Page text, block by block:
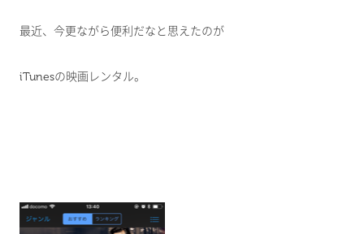
最近、今更ながら便利だなと思えたのが
iTunesの映画レンタル。